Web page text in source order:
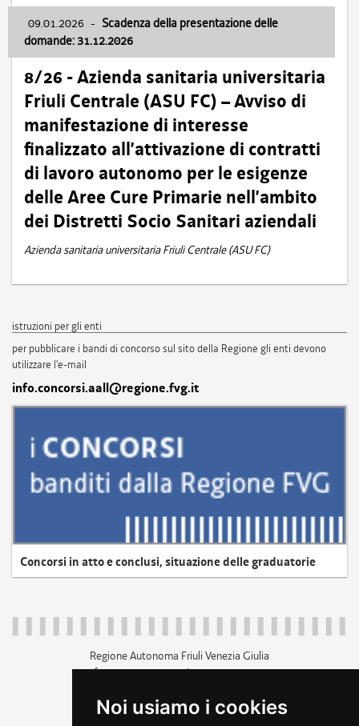
Noi usiamo i cookies
09.01.2026 - Scadenza della presentazione delle
domande: 31.12.2026
8/26 - Azienda sanitaria universitaria
Friuli Centrale (ASU FC) – Avviso di
manifestazione di interesse
finalizzato all’attivazione di contratti
di lavoro autonomo per le esigenze
delle Aree Cure Primarie nell’ambito
dei Distretti Socio Sanitari aziendali
Azienda sanitaria universitaria Friuli Centrale (ASU FC)
istruzioni per gli enti
per pubblicare i bandi di concorso sul sito della Regione gli enti devono
utilizzare l'e-mail
info.concorsi.aall@regione.fvg.it
Concorsi in atto e conclusi, situazione delle graduatorie
Regione Autonoma Friuli Venezia Giulia
c.f. 80014930327; p.iva 00526040324
+39 040 3771111